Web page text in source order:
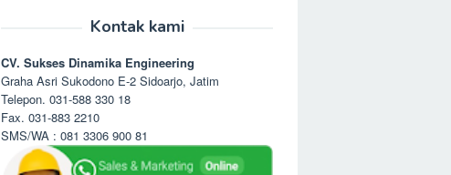
Kontak kami
CV. Sukses Dinamika Engineering
Graha Asri Sukodono E-2 Sidoarjo, Jatim
Telepon. 031-588 330 18
Fax. 031-883 2210
SMS/WA : 081 3306 900 81